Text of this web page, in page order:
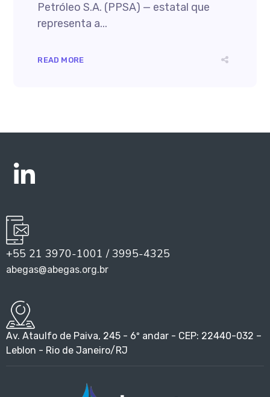
Petróleo S.A. (PPSA) — estatal que
representa a...
READ MORE
+55 21 3970-1001 / 3995-4325
abegas@abegas.org.br
Av. Ataulfo de Paiva, 245 - 6º andar - CEP: 22440-032 –
Leblon - Rio de Janeiro/RJ